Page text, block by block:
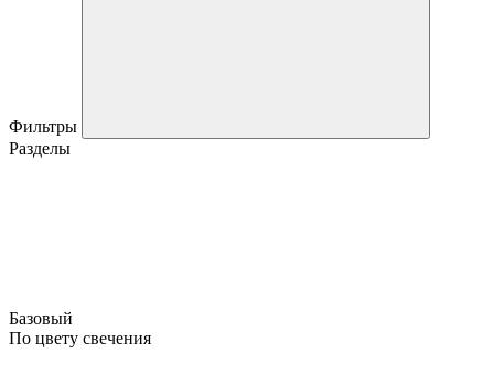
Фильтры
Разделы
Базовый
По цвету свечения